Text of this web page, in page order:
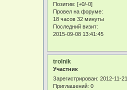
Позитив: [+0/-0]
Провел на форуме:
18 часов 32 минуты
Последний визит:
2015-09-08 13:41:45
trolnik
Участник
Зарегистрирован: 2012-11-21
Приглашений: 0